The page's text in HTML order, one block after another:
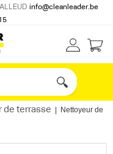
info@cleanleader.be
de terrasse | Nettoyeur de